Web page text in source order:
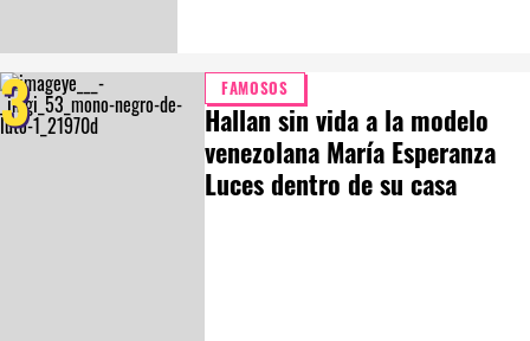
3 FAMOSOS
Hallan sin vida a la modelo
venezolana María Esperanza
Luces dentro de su casa